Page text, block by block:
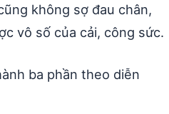
không sợ đau chân,
vô số của cải, công sức.
ba phần theo diễn